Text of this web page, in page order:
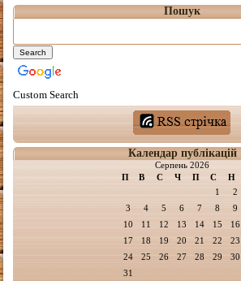
Пошук
Custom Search
Календар публікацій
Серпень 2026
П
В С Ч П С Н
1
2
3
4 5 6 7 8
9
10
11 12 13 14 15
16
17
18 19 20 21 22
23
24
25 26 27 28 29
30
31